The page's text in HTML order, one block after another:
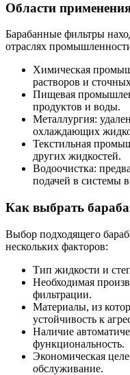
Области
Барабанные фильтры
отраслях
Химическая
растворов и
Пищевая
продуктов и воды.
Металлургия:
охлаждающих
Текстильная
других жидкостей.
Водоочистка:
подачей в системы
Как выбрать
Выбор подходящего
нескольких факторов:
Тип жидкости и
Необходимая
фильтрации.
Материалы, из
устойчивость к
Наличие
функциональность.
Экономическая
обслуживание.